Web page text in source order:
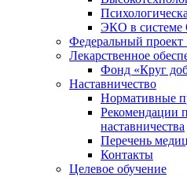
ЭКО в
Федеральный проект
Лекарственное
Фонд «Круг
Наставничество
Нормативные
Рекомендации
наставничества
Перечень
Контакты
Целевое обучение